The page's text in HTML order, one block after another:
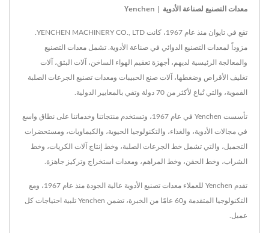
معدات التصنيع لصناعة الأدوية | Yenchen
مزوداً لمعدات التصنيع الدوائي في صناعة الأدوية. تشمل معدات التصنيع
والمعالجة الرئيسية لديهم، أجهزة تعقيم الهواء الساخن، آلات البثق، آلات
تغليف الأقراص وضغطها، آلات صنع الحبيبات ومعدات تصنيع الجرعات الصلبة
الفموية، والتي تُباع لأكثر من 70 دولة وتفي بالمعايير الدولية.
تأسست Yenchen في عام 1967، وتستخدم منتجاتنا وخدماتنا على نطاق واسع
في مجالات الأدوية، والغذاء، والتكنولوجيا الحيوية، والكيماويات، ومستحضرات
التجميل، والتي تشمل خط الجرعات الصلبة، وخط إنتاج آلات الكريات، وخط
الشراب، وخط الحقن، وخط المراهم، ومعدات استخراج وتركيز جاهزة.
تقدم Yenchen للعملاء معدات تصنيع الأدوية عالية الجودة منذ عام 1967، ومع
التكنولوجيا المتقدمة و60 عامًا من الخبرة، تضمن Yenchen تلبية احتياجات كل
عميل.